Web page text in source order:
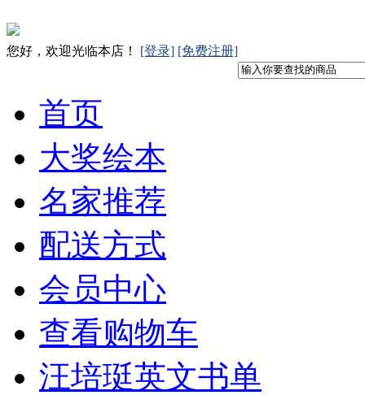
您好，欢迎光临本店！ [登录] [免费注册]
首页
大奖绘本
名家推荐
配送方式
会员中心
查看购物车
汪培珽英文书单